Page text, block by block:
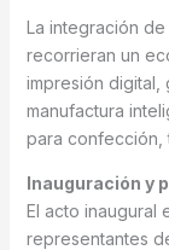
La integración
recorrieran un
impresión digital,
manufactura
para confección,
Inauguración y
El acto inaugural
representantes